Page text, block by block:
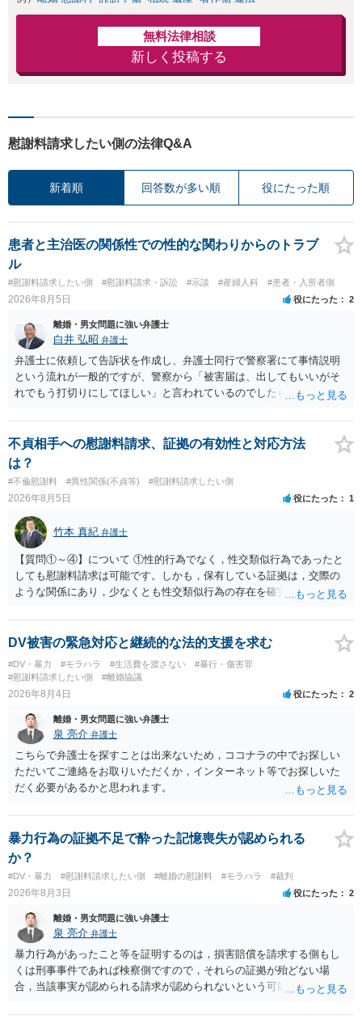
無料法律相談
新しく投稿する
慰謝料請求したい側の法律Q&A
新着順 回答数が多い順 役にたった順
患者と主治医の関係性での性的な関わりからのトラブ
ル
#慰謝料請求したい側 #慰謝料請求・訴訟 #示談 #産婦人科 #患者・入所者側
2026年8月5日 役にたった 2
離婚・男女問題に強い弁護士
白井 弘昭 弁護士
弁護士に依頼して告訴状を作成し、弁護士同行で警察署にて事情説明
という流れが一般的ですが、警察から「被害届は、出してもいいがそ
れでもう打切りにしてほしい」と言われているのでしたら、あまり結
検察庁に訴えるのもありかもしれないですが、実際に捜査をするの
は、結局所轄だと思われますので、やはり結論は変わらないかもしれ
ないです。 一度、最寄りの「刑事に強い」とうたっている弁護士に相
談してみてはいかがでしょうか。 以上、ご参考まで。
不貞相手への慰謝料請求、証拠の有効性と対応方法
は？
#不倫慰謝料 #異性関係(不貞等) #慰謝料請求したい側
2026年8月5日 役にたった 1
竹本 真紀 弁護士
【質問①～④】について ①性的行為でなく，性交類似行為であったと
しても慰謝料請求は可能です。しかも，保有している証拠は，交際の
ような関係にあり，少なくとも性交類似行為の存在を確実に証明でき
ことを窺わせるものです。）。ですから，慰謝料請求を進めることで
よいと思います。 ただ．慰謝料額については，婚姻破綻に至っていな
いとして，この点を考慮されることになるかもしれません。 ②夫との
今後のことを考えて書いてもらうか否かを検討するのがよいと思いま
す。今ある証拠以上のことを証明（証明力を強めることも含む）でき
う。慰謝料請求としては証拠として使えることが前提であり，その価
値と夫との関係との均衡のように思います。 ③行政書士に委任をして
いるのであれば，どのような内容の委任なのか不明ですが，その行政
書士との協議になると思います。請求するか，訴訟にするか，その点
の見極めや，相手方は性交類似行為は認めているのか，それさえも否
す。 ④性交類似行為を認めているにもかかわらず支払を拒否するので
あれば，本人（行政書士でも同じだと思います。）への対応ではあま
り変わらないように思います。減額で折り合えるなら本人様の交渉で
もよいように思いますが，ゼロかどうかの観点であれば，訴訟に進む
しかなくなるようにも思います。そうしますと，お近くの弁護士に相
談して進めることを検討した方がよいようにも思います。
DV被害の緊急対応と継続的な法的支援を求む
#DV・暴力 #モラハラ #生活費を渡さない
#暴行・傷害罪
#慰謝料請求したい側
#離婚協議
2026年8月4日 役にたった 2
離婚・男女問題に強い弁護士
泉 亮介 弁護士
こちらで弁護士を探すことは出来ないため，ココナラの中でお探しい
ただいてご連絡をお取りいただくか，インターネット等でお探しいた
だく必要があるかと思われます。
暴力行為の証拠不足で酔った記憶喪失が認められる
か？
#DV・暴力 #慰謝料請求したい側 #離婚の慰謝料 #モラハラ #裁判
2026年8月3日 役にたった 2
離婚・男女問題に強い弁護士
泉 亮介 弁護士
暴力行為があったこと等を証明するのは，損害賠償を請求する側もし
くは刑事事件であれば検察側ですので，それらの証拠が殆どない場
合，当該事実が認められる請求が認められないという可能性はあるで